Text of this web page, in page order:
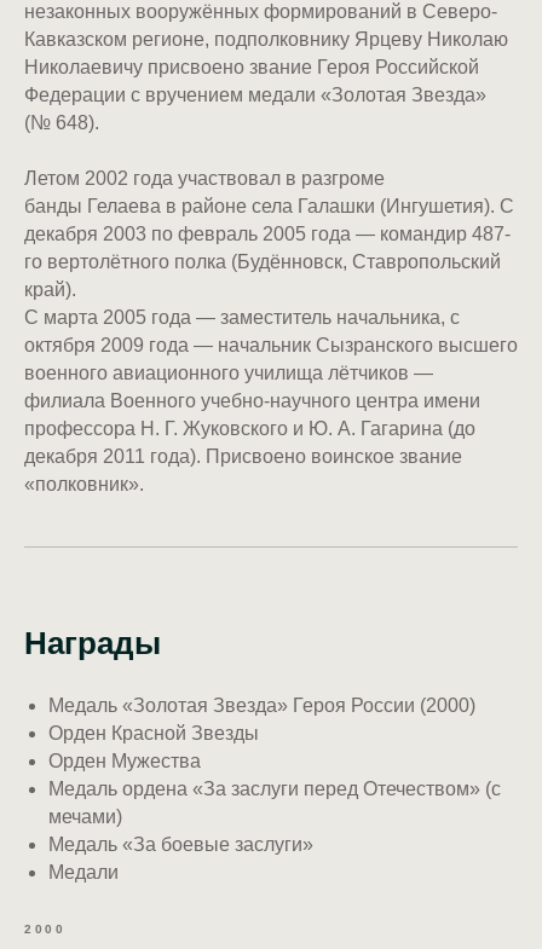
незаконных вооружённых формирований в Северо-
Кавказском регионе, подполковнику Ярцеву Николаю
Николаевичу присвоено звание Героя Российской
Федерации с вручением медали «Золотая Звезда»
(№ 648).
Летом 2002 года участвовал в разгроме
банды Гелаева в районе села Галашки (Ингушетия). С
декабря 2003 по февраль 2005 года — командир 487-
го вертолётного полка (Будённовск, Ставропольский
край).
С марта 2005 года — заместитель начальника, с
октября 2009 года — начальник Сызранского высшего
военного авиационного училища лётчиков —
филиала Военного учебно-научного центра имени
профессора Н. Г. Жуковского и Ю. А. Гагарина (до
декабря 2011 года). Присвоено воинское звание
«полковник».
Награды
Медаль «Золотая Звезда» Героя России (2000)
Орден Красной Звезды
Орден Мужества
Медаль ордена «За заслуги перед Отечеством» (с
мечами)
Медаль «За боевые заслуги»
Медали
2000